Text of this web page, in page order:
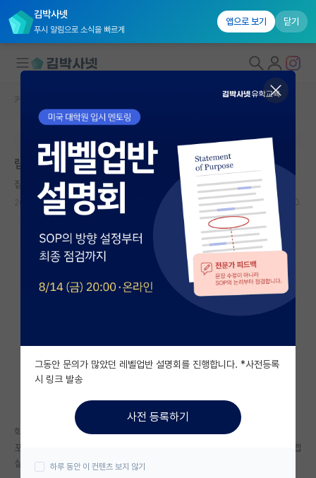
김박사넷
푸시 알림으로 소식을 빠르게
앱으로 보기 닫기
대학원생 모집
국내대학원 정보
연구실&오픈랩
커뮤니티
커뮤니티 홈
전체글보기
베스트 게시판
자유 게시판(아무개랩)
미국 유학 게시판
미국 대학원 합격 후기 게시판
대학원생 모집 게시판
커뮤니티 홈
본문이 수정되지 않는 박제글입니다.
랩실 인원 수
집요한 알렉산더 벨
2026.01.28 1103
학부연구생으로 들어가게 되는 랩실이 박사 1명에 거의 석사 10명 이번에
포함하면 학부연구생 10명정도로 있는데 괜찮은가요? 보통 사람 수 적은 랩
실이 관리하기도 좋다고 들어서.......
그동안 문의가 많았던 레벨업반 설명회를 진행합니다. *사전등록
시 링크 발송
사전 등록하기
하루 동안 이 컨텐츠 보지 않기